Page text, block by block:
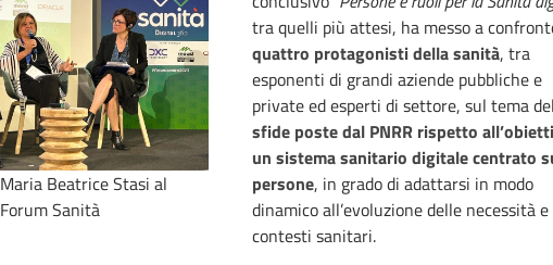
Maria Beatrice Stasi al
Forum Sanità
tra quelli più attesi, ha messo a
quattro protagonisti della sanità, tra
esponenti di grandi aziende pubbliche e
private ed esperti di settore, sul tema
sfide poste dal PNRR rispetto
un sistema sanitario digitale centrato
persone, in grado di adattarsi in modo
dinamico all’evoluzione delle necessità e
contesti sanitari.